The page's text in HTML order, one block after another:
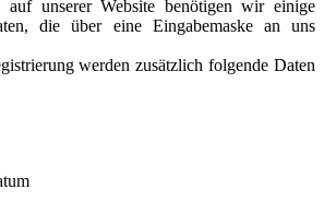
auf unserer Website benötigen wir einige
die über eine Eingabemaske an uns
werden zusätzlich folgende Daten